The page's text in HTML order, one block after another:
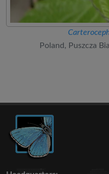
Poland, Puszcza